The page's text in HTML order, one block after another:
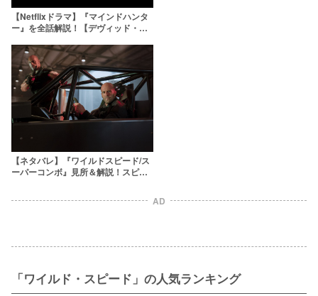
【Netflixドラマ】『マインドハンタ
ー』を全話解説！【デヴィッド・フ
【ネタバレ】『ワイルドスピード/ス
ーパーコンボ』見所＆解説！スピン
AD
「ワイルド・スピード」の人気ランキング